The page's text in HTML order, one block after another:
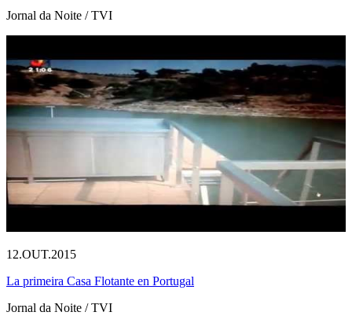
Jornal da Noite / TVI
12.OUT.2015
La primeira Casa Flotante en Portugal
Jornal da Noite / TVI